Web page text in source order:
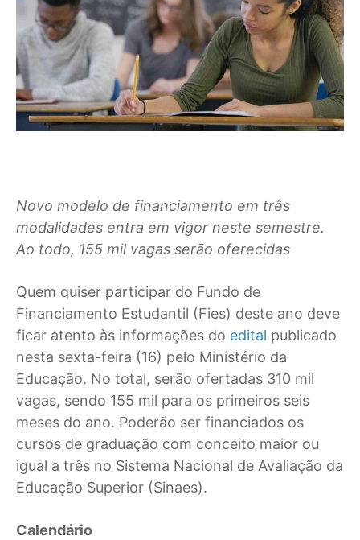
Novo modelo de financiamento em três
modalidades entra em vigor neste semestre.
Ao todo, 155 mil vagas serão oferecidas
Quem quiser participar do Fundo de
Financiamento Estudantil (Fies) deste ano deve
ficar atento às informações do edital publicado
nesta sexta-feira (16) pelo Ministério da
Educação. No total, serão ofertadas 310 mil
vagas, sendo 155 mil para os primeiros seis
meses do ano. Poderão ser financiados os
cursos de graduação com conceito maior ou
igual a três no Sistema Nacional de Avaliação da
Educação Superior (Sinaes).
Calendário